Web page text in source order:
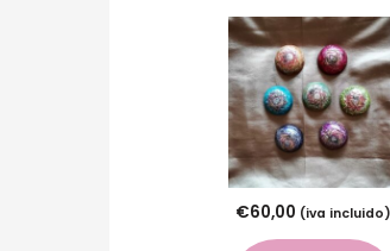
€60,00 (iva incluido)